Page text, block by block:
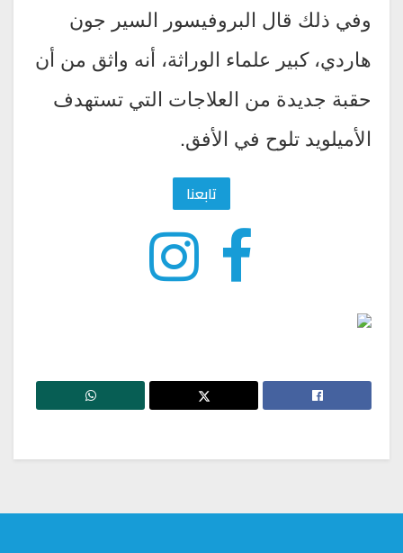
وفي ذلك قال البروفيسور السير جون
هاردي، كبير علماء الوراثة، أنه واثق من أن
حقبة جديدة من العلاجات التي تستهدف
الأميلويد تلوح في الأفق.
تابعنا